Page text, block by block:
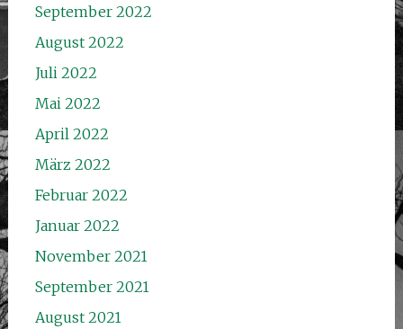
September 2022
August 2022
Juli 2022
Mai 2022
April 2022
März 2022
Februar 2022
Januar 2022
November 2021
September 2021
August 2021